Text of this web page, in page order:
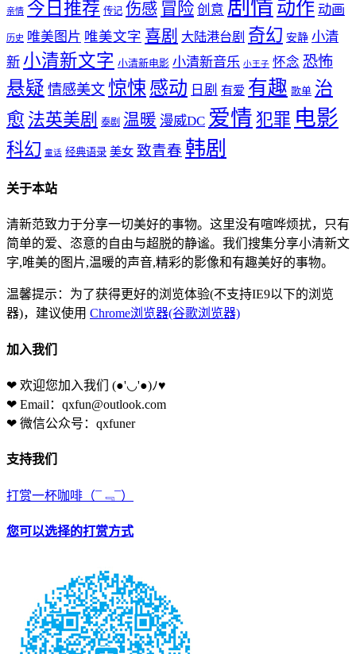
亲情 今日推荐 传记 伤感 冒险 创意 剧情 动作 动画
历史 唯美图片 唯美文字 喜剧 大陆港台剧 奇幻 安静 小清
新 小清新文字 小清新电影 小清新音乐 小王子 怀念 恐怖
悬疑 情感美文 惊悚 感动 日剧 有爱 有趣 歌单 治
愈 法英美剧 泰剧 温暖 漫威DC 爱情 犯罪 电影
科幻 童话 经典语录 美女 致青春 韩剧
关于本站
清新范致力于分享一切美好的事物。这里没有喧哗烦扰，只有
简单的爱、恣意的自由与超脱的静谧。我们搜集分享小清新文
字,唯美的图片,温暖的声音,精彩的影像和有趣美好的事物。
温馨提示：为了获得更好的浏览体验(不支持IE9以下的浏览
器)，建议使用 Chrome浏览器(谷歌浏览器)
加入我们
❤ 欢迎您加入我们 (●'◡'●)ﾉ♥
❤ Email：qxfun@outlook.com
❤ 微信公众号：qxfuner
支持我们
打赏一杯咖啡 （¯﹃¯）
您可以选择的打赏方式